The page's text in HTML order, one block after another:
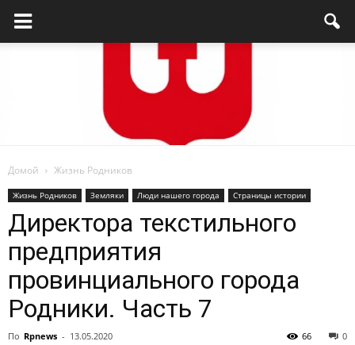
Домой Жизнь Родников
Жизнь Родников Земляки Люди нашего города Страницы истории
Директора текстильного
предприятия
провинциального города
Родники. Часть 7
По Rpnews - 13.05.2020 0
66